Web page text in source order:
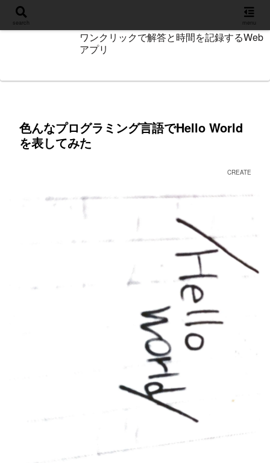
ワンクリックで解答と時間を記録するWeb
アプリ
色んなプログラミング言語でHello World
を表してみた
CREATE
search menu